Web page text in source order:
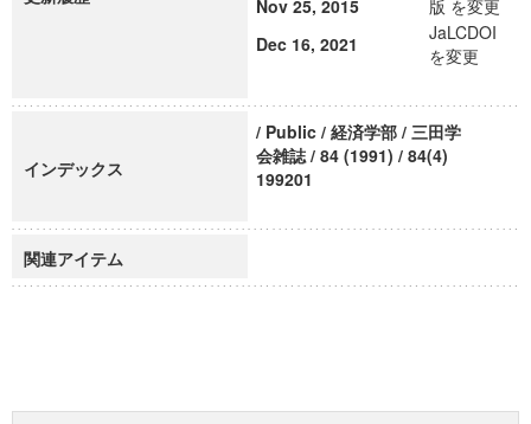
Nov 25, 2015
版 を変更
Dec 16, 2021
JaLCDOI
を変更
インデックス
/ Public / 経済学部 / 三田学
会雑誌 / 84 (1991) / 84(4)
199201
関連アイテム